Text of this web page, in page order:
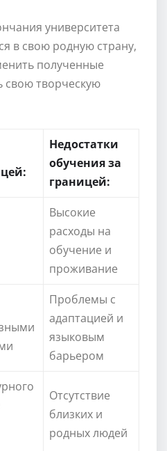
университета
в свою родную страну,
полученные
свою творческую
Недостатки
обучения за
границей:
Высокие
расходы на
обучение и
проживание
Проблемы с
адаптацией и
языковым
барьером
Отсутствие
близких и
родных людей